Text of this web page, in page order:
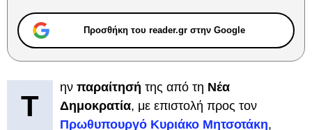
Προσθήκη του reader.gr στην Google
Τ
ην παραίτησή της από τη Νέα
Δημοκρατία, με επιστολή προς τον
Πρωθυπουργό Κυριάκο Μητσοτάκη,